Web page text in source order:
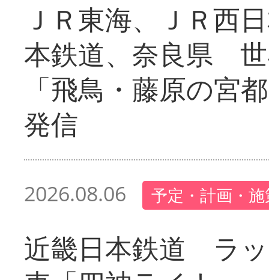
ＪＲ東海、ＪＲ西
本鉄道、奈良県
「飛鳥・藤原の宮
発信
2026.08.06 予定・計画・
近畿日本鉄道 ラ